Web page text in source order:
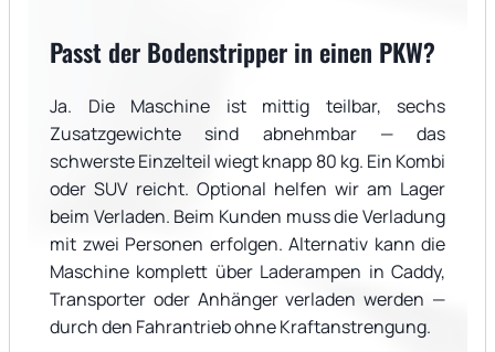
Passt der Bodenstripper in einen PKW?
Ja. Die Maschine ist mittig teilbar, sechs
Zusatzgewichte sind abnehmbar — das
schwerste Einzelteil wiegt knapp 80 kg. Ein Kombi
oder SUV reicht. Optional helfen wir am Lager
beim Verladen. Beim Kunden muss die Verladung
mit zwei Personen erfolgen. Alternativ kann die
Maschine komplett über Laderampen in Caddy,
Transporter oder Anhänger verladen werden —
durch den Fahrantrieb ohne Kraftanstrengung.